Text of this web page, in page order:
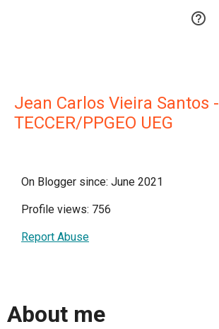

Jean Carlos Vieira Santos -
TECCER/PPGEO UEG
On Blogger since: June 2021
Profile views: 756
Report Abuse
About me